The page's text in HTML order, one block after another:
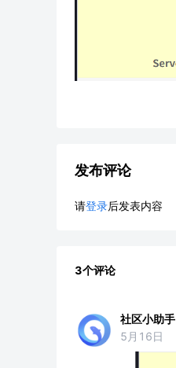
发布评论
请登录后发表内容
3个评论
社区小助手
5月16日